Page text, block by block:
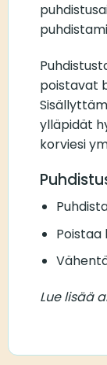
poistavat
ylläpidät
korviesi
Poistaa
Lue lisää